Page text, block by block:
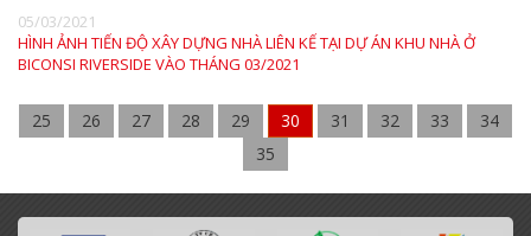
05/03/2021
HÌNH ẢNH TIẾN ĐỘ XÂY DỰNG NHÀ LIÊN KẾ TẠI DỰ ÁN KHU NHÀ Ở
BICONSI RIVERSIDE VÀO THÁNG 03/2021
25 26 27 28 29 30 31 32 33
34
35